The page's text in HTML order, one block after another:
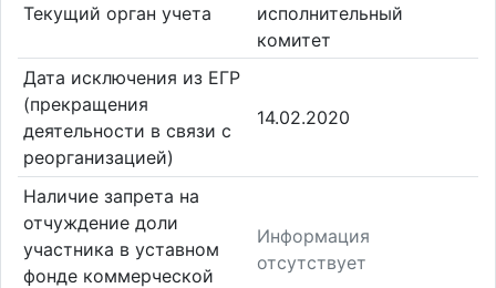
Текущий орган учета
исполнительный
комитет
Дата исключения из ЕГР
(прекращения
деятельности в связи с
реорганизацией)
14.02.2020
Наличие запрета на
отчуждение доли
участника в уставном
фонде коммерческой
Информация
отсутствует